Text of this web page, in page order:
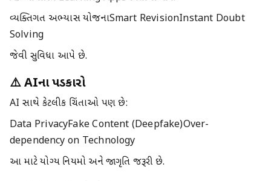
વ્યક્તિગત અભ્યાસ યોજનાSmart RevisionInstant Doubt
Solving
જેવી સુવિધા આપે છે.
⚠️ AIના પડકારો
AI સાથે કેટલીક ચિંતાઓ પણ છે:
Data PrivacyFake Content (Deepfake)Over-
dependency on Technology
આ માટે યોગ્ય નિયમો અને જાગૃતિ જરૂરી છે.